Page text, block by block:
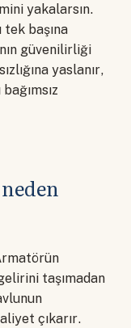
yakalarsın.
başına
güvenilirliği
yaslanır,
taşımadan
çıkarır.